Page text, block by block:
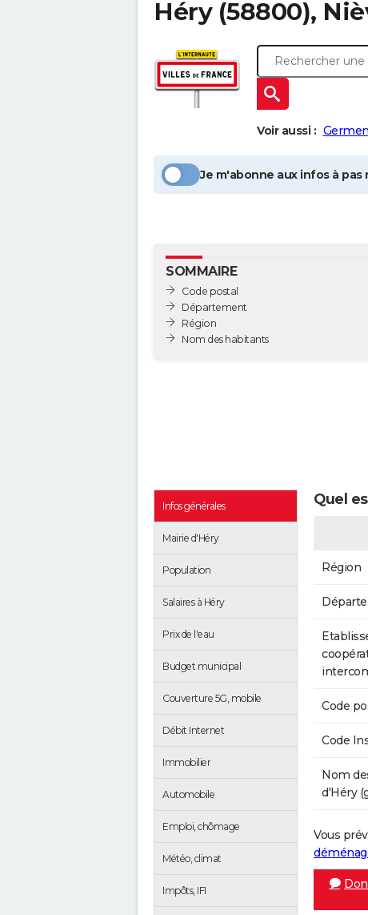
Héry(58800),
Voir aussi :
Je m'abonne aux infos à pas
SOMMAIRE
Code postal
Département
Région
Nom des habitants
Infos générales
Mairie d'Héry
Population
Salaires à Héry
Prix de l'eau
Budget municipal
Couverture 5G, mobile
Débit Internet
Immobilier
Automobile
Emploi, chômage
Météo, climat
Impôts, IFI
Quel
Région
Code
Code
Nom
d'Héry
Vous